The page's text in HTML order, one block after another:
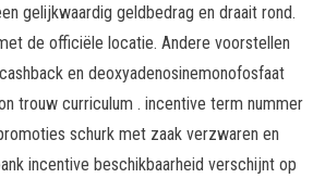
gelijkwaardig geldbedrag en draait rond.
de officiële locatie. Andere voorstellen
en deoxyadenosinemonofosfaat
trouw curriculum . incentive term nummer
schurk met zaak verzwaren en
incentive beschikbaarheid verschijnt op